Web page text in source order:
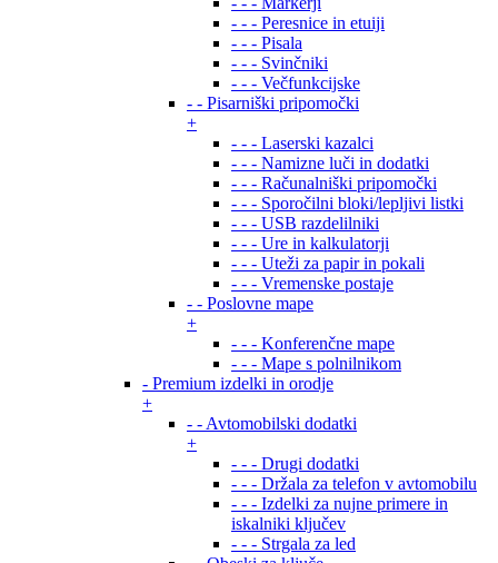
- - - Peresnice in etuiji
- - - Pisala
- - - Svinčniki
- - - Večfunkcijske
- - Pisarniški pripomočki
+
- - - Laserski kazalci
- - - Namizne luči in dodatki
- - - Računalniški pripomočki
- - - Sporočilni bloki/lepljivi listki
- - - USB razdelilniki
- - - Ure in kalkulatorji
- - - Uteži za papir in pokali
- - - Vremenske postaje
- - Poslovne mape
+
- - - Konferenčne mape
- - - Mape s polnilnikom
- Premium izdelki in orodje
+
- - Avtomobilski dodatki
+
- - - Drugi dodatki
- - - Držala za telefon v avtomobilu
- - - Izdelki za nujne primere in
iskalniki ključev
- - - Strgala za led